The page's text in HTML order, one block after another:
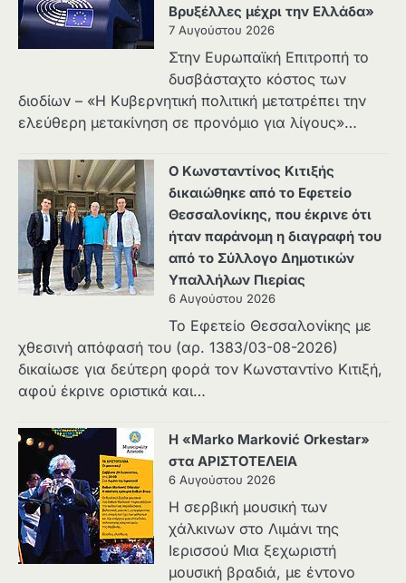
Βρυξέλλες μέχρι την Ελλάδα»
7 Αυγούστου 2026
Στην Ευρωπαϊκή Επιτροπή το
δυσβάσταχτο κόστος των
διοδίων – «Η Κυβερνητική πολιτική μετατρέπει την
ελεύθερη μετακίνηση σε προνόμιο για λίγους»…
Ο Κωνσταντίνος Κιτιξής
δικαιώθηκε από το Εφετείο
Θεσσαλονίκης, που έκρινε ότι
ήταν παράνομη η διαγραφή του
από το Σύλλογο Δημοτικών
Υπαλλήλων Πιερίας
6 Αυγούστου 2026
Το Εφετείο Θεσσαλονίκης με
χθεσινή απόφασή του (αρ. 1383/03-08-2026)
δικαίωσε για δεύτερη φορά τον Κωνσταντίνο Κιτιξή,
αφού έκρινε οριστικά και…
Η «Marko Marković Orkestar»
στα ΑΡΙΣΤΟΤΕΛΕΙΑ
6 Αυγούστου 2026
Η σερβική μουσική των
χάλκινων στο Λιμάνι της
Ιερισσού Μια ξεχωριστή
μουσική βραδιά, με έντονο